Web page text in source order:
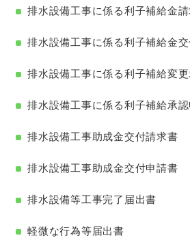
排水設備工事に係る利子補給金
排水設備工事に係る利子補給金
排水設備工事に係る利子補給変
排水設備工事に係る利子補給承
排水設備工事助成金交付請求書
排水設備工事助成金交付申請書
排水設備等工事完了届出書
軽微な行為等届出書